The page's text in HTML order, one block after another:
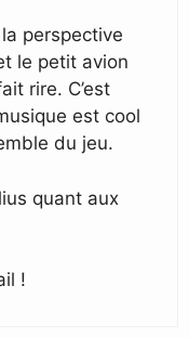
perspective
le petit avion
rire. C’est
est cool
du jeu.
quant aux
!